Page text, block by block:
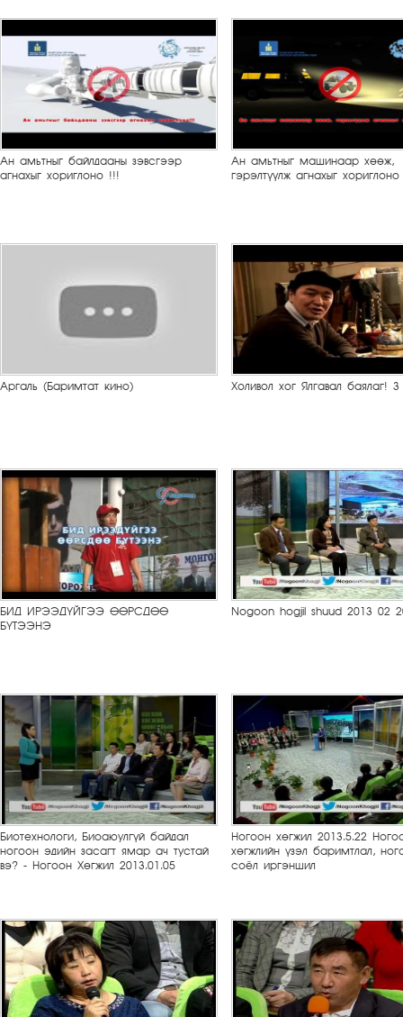
Ан амьтныг байлдааны зэвсгээр
агнахыг хориглоно !!!
Ан амьтныг машинаар хөөж,
гэрэлтүүлж агнахыг
Аргаль (Баримтат кино) Холивол хог Ялгавал баялаг! 3
БИД ИРЭЭДҮЙГЭЭ ӨӨРСДӨӨ
БҮТЭЭНЭ
Nogoon hogjil shuud 2013 02
Биотехнологи, Биоаюулгүй байдал
ногоон эдийн засагт ямар ач тустай
вэ? - Ногоон Хөгжил 2013.01.05
Ногоон хөгжил 2013.5.22
хөгжлийн үзэл баримтлал,
соёл иргэншил